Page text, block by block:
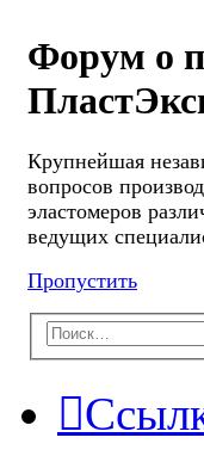
Форум о
Крупнейшая
вопросов
эластомеров
ведущих
Пропустить